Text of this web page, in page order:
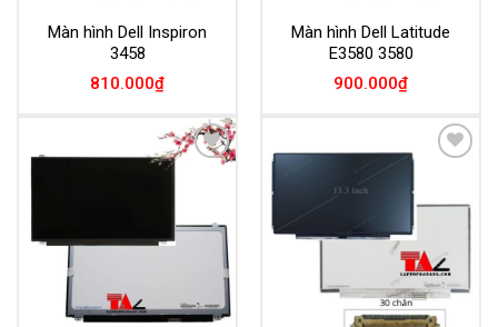
Màn hình Dell Inspiron
3458
810.000₫
Màn hình Dell Latitude
E3580 3580
900.000₫